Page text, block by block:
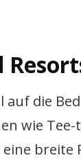
auf die
wie
breite